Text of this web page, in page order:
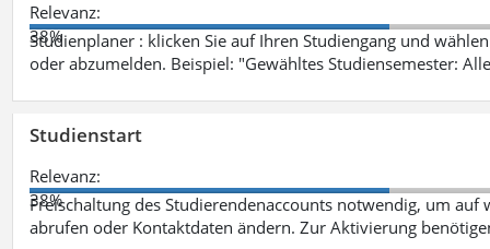
Relevanz:
38%
Studienplaner : klicken Sie auf Ihren Studiengang und
oder abzumelden. Beispiel: "Gewähltes Studiensemester:
Studienstart
Relevanz:
38%
Freischaltung des Studierendenaccounts notwendig, um
abrufen oder Kontaktdaten ändern. Zur Aktivierung